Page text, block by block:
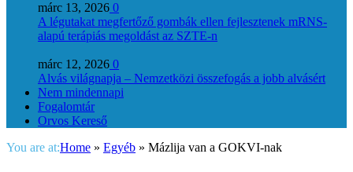
márc 13, 2026 0
A légutakat megfertőző gombák ellen fejlesztenek mRNS-
alapú terápiás megoldást az SZTE-n
márc 12, 2026 0
Alvás világnapja – Nemzetközi összefogás a jobb alvásért
Nem mindennapi
Fogalomtár
Orvos Kereső
You are at:Home » Egyéb » Mázlija van a GOKVI-nak